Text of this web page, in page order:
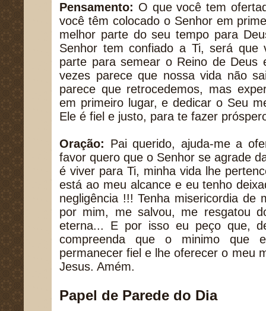
Pensamento: O que você tem
você têm colocado o Senhor em
melhor parte do seu tempo para
Senhor tem confiado a Ti, será que
parte para semear o Reino de Deus
vezes parece que nossa vida não
parece que retrocedemos, mas
em primeiro lugar, e dedicar o Seu
Ele é fiel e justo, para te fazer
Oração: Pai querido, ajuda-me a
favor quero que o Senhor se agrade
é viver para Ti, minha vida lhe
está ao meu alcance e eu tenho
negligência !!! Tenha misericordia de
por mim, me salvou, me resgatou
eterna... E por isso eu peço que,
compreenda que o minimo
permanecer fiel e lhe oferecer o meu
Jesus. Amém.
Papel de Parede do Dia